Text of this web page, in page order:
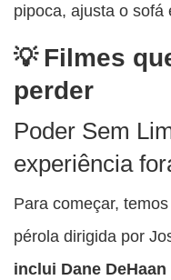
pipoca, ajusta o sofá
Filmes
perder
Poder Sem
experiência
Para começar,
pérola dirigida por
inclui Dane